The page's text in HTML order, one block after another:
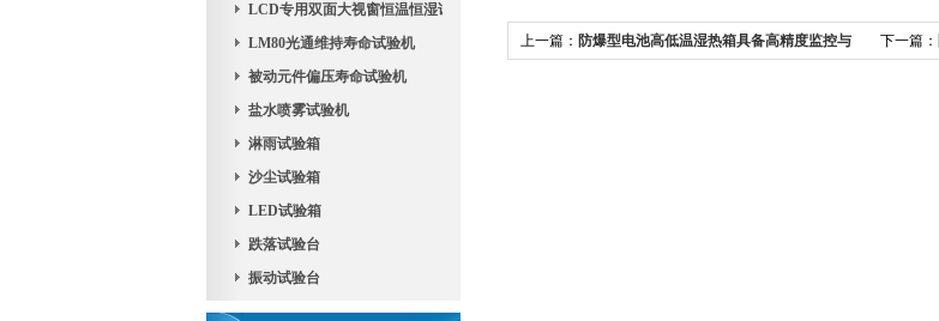
LCD专用双面大视窗恒温恒湿试验机
LM80光通维持寿命试验机
被动元件偏压寿命试验机
盐水喷雾试验机
淋雨试验箱
沙尘试验箱
LED试验箱
跌落试验台
振动试验台
上一篇： 防爆型电池高低温湿热箱具备高精度监控与 下一篇：